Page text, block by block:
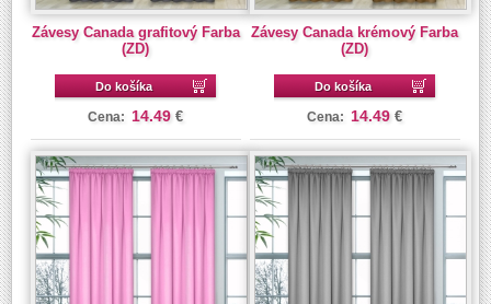
Závesy Canada grafitový Farba
(ZD)
Do košíka
Cena: 14.49 €
Závesy Canada krémový Farba
(ZD)
Do košíka
Cena: 14.49 €